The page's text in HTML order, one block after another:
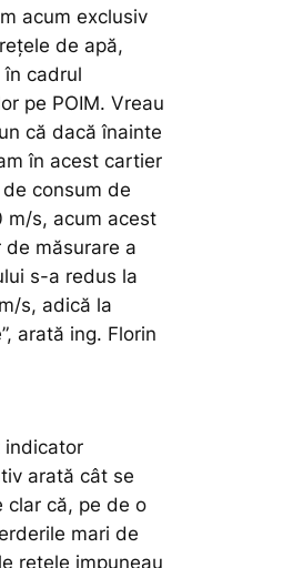
acum exclusiv
de apă,
în cadrul
pe POIM. Vreau
că dacă înainte
în acest cartier
consum de
m/s, acum acest
de măsurare a
s-a redus la
s, adică la
arată ing. Florin
indicator
arată cât se
clar că, pe de o
mari de
rețele impuneau